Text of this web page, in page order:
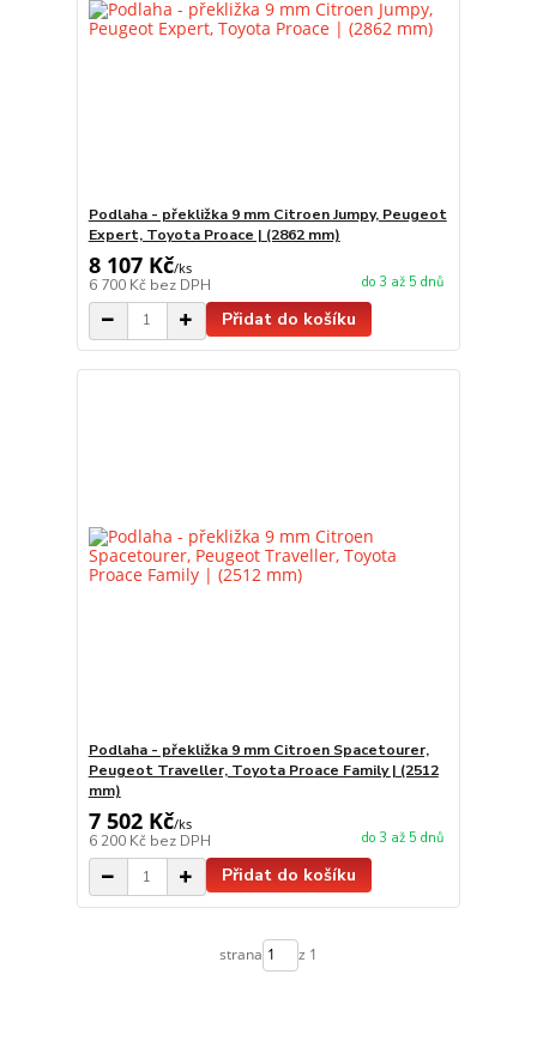
Podlaha - překližka 9 mm Citroen Jumpy, Peugeot
Expert, Toyota Proace | (2862 mm)
8 107 Kč/ks
6 700 Kč bez DPH do 3 až 5 dnů
Přidat do košíku
Podlaha - překližka 9 mm Citroen Spacetourer,
Peugeot Traveller, Toyota Proace Family | (2512
mm)
7 502 Kč/ks
6 200 Kč bez DPH do 3 až 5 dnů
Přidat do košíku
strana z 1